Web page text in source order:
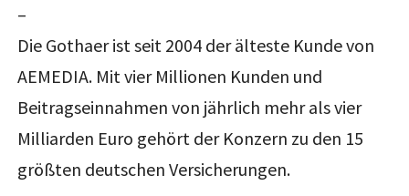
–
Die Gothaer ist seit 2004 der älteste Kunde von
AEMEDIA. Mit vier Millionen Kunden und
Beitragseinnahmen von jährlich mehr als vier
Milliarden Euro gehört der Konzern zu den 15
größten deutschen Versicherungen.